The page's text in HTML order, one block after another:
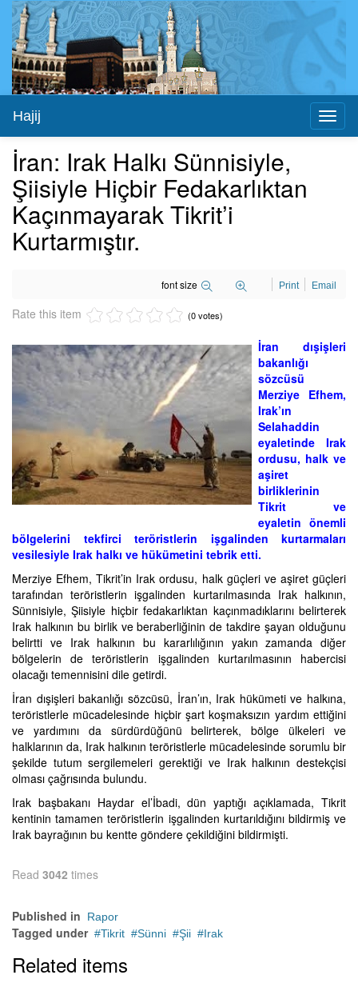
Hajij
İran: Irak Halkı Sünnisiyle,
Şiisiyle Hiçbir Fedakarlıktan
Kaçınmayarak Tikrit’i
Kurtarmıştır.
font size Print Email
Rate this item (0 votes)
İran dışişleri
bakanlığı
sözcüsü
Merziye Efhem,
Irak’ın
Selahaddin
eyaletinde Irak
ordusu, halk ve
aşiret
birliklerinin
Tikrit ve
eyaletin önemli
bölgelerini tekfirci teröristlerin işgalinden kurtarmaları
vesilesiyle Irak halkı ve hükümetini tebrik etti.
Merziye Efhem, Tikrit’in Irak ordusu, halk güçleri ve aşiret güçleri
tarafından teröristlerin işgalinden kurtarılmasında Irak halkının,
Sünnisiyle, Şiisiyle hiçbir fedakarlıktan kaçınmadıklarını belirterek
Irak halkının bu birlik ve beraberliğinin de takdire şayan olduğunu
belirtti ve Irak halkının bu kararlılığının yakın zamanda diğer
bölgelerin de teröristlerin işgalinden kurtarılmasının habercisi
olacağı temennisini dile getirdi.
İran dışişleri bakanlığı sözcüsü, İran’ın, Irak hükümeti ve halkına,
teröristlerle mücadelesinde hiçbir şart koşmaksızın yardım ettiğini
ve yardımını da sürdürdüğünü belirterek, bölge ülkeleri ve
halklarının da, Irak halkının teröristlerle mücadelesinde sorumlu bir
şekilde tutum sergilemeleri gerektiği ve Irak halkının destekçisi
olması çağrısında bulundu.
Irak başbakanı Haydar el’İbadi, dün yaptığı açıklamada, Tikrit
kentinin tamamen teröristlerin işgalinden kurtarıldığını bildirmiş ve
Irak bayrağının bu kentte göndere çekildiğini bildirmişti.
Read 3042 times
Published in Rapor
Tagged under Tikrit Sünni Şii Irak
Related items